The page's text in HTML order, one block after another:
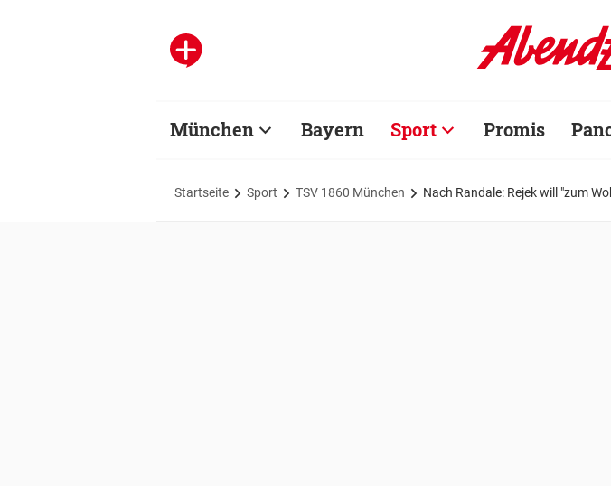
München Bayern Sport Promis
Startseite Sport TSV 1860 München Nach Randale: Rejek will "zum